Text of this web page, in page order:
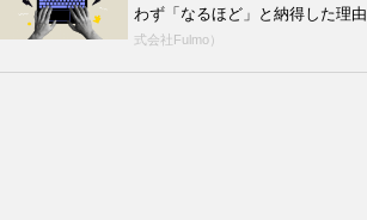
わず「なるほど」と納得した理由
式会社Fulmo）